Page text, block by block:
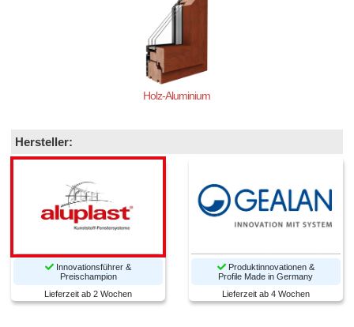
Holz-Aluminium
Hersteller:
Innovationsführer &
Preischampion
Lieferzeit ab 2 Wochen
Produktinnovationen &
Profile Made in Germany
Lieferzeit ab 4 Wochen